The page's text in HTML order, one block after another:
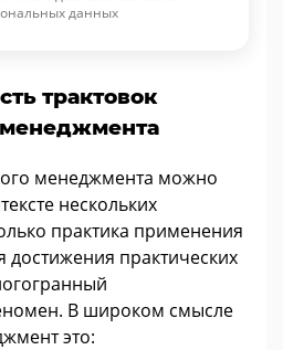
данных
трактовок
менеджмента
менеджмента можно
нескольких
практика применения
достижения практических
В широком смысле
это: